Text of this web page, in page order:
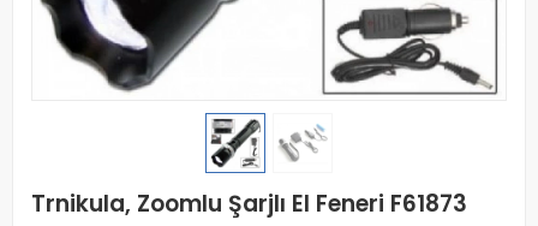
Trnikula, Zoomlu Şarjlı El Feneri F61873